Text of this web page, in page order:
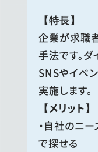
【特長】
企業が求職
手法です。ダ
SNSやイベ
実施します。
【メリット】
・自社のニ
で探せる